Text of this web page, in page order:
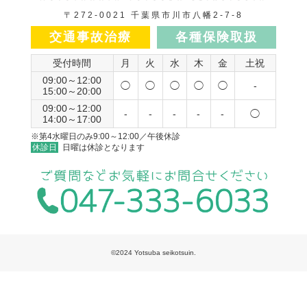
〒272-0021 千葉県市川市八幡2-7-8
交通事故治療 各種保険取扱
受付時間 月 火 水 木 金
土祝
09:00～12:00
15:00～20:00
◯ ◯ ◯ ◯ ◯ -
09:00～12:00
14:00～17:00
- - - - - ◯
※第4水曜日のみ9:00～12:00／午後休診
休診日
日曜は休診となります
©2024 Yotsuba seikotsuin.